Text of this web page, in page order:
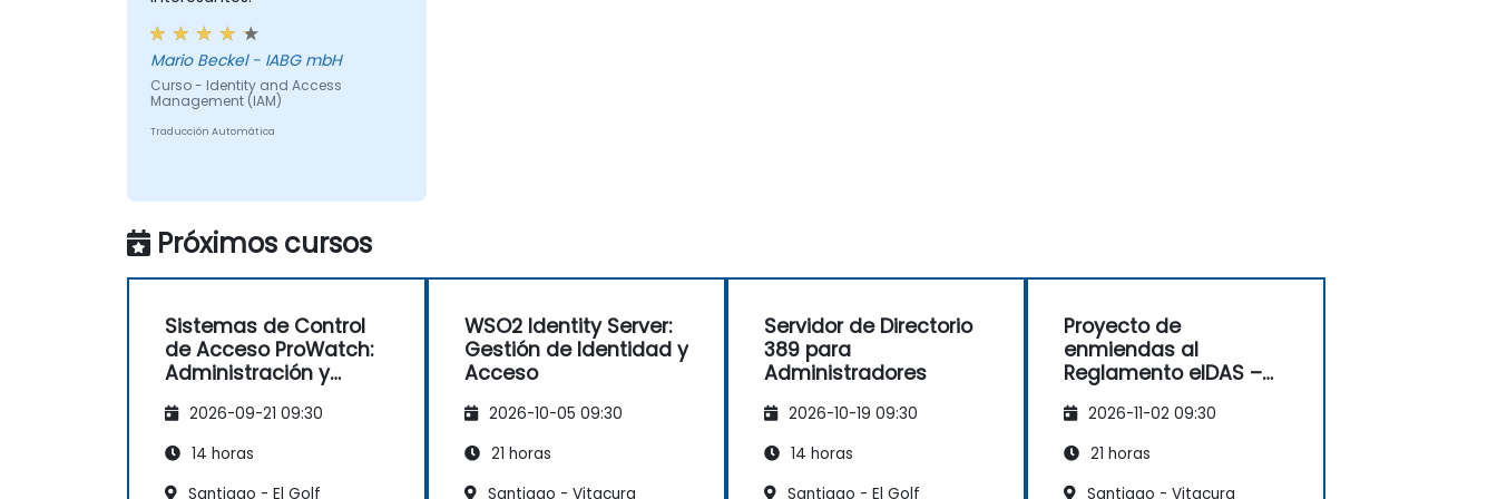
Mario Beckel - IABG mbH
Curso - Identity and Access
Management (IAM)
Traducción Automática
Próximos cursos
Sistemas de Control
de Acceso ProWatch:
Administración y
Avanzada
2026-09-21 09:30
14 horas
Santiago - El Golf
WSO2 Identity Server:
Gestión de Identidad y
Acceso
2026-10-05 09:30
21 horas
Santiago - Vitacura
Servidor de Directorio
389 para
Administradores
2026-10-19 09:30
14 horas
Santiago - El Golf
Proyecto de
enmiendas al
Reglamento eIDAS –
2026-11-02 09:30
21 horas
Santiago - Vitacura